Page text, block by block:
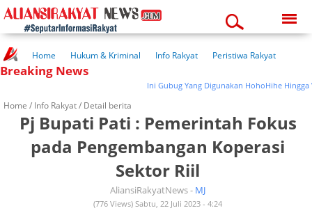
11:53:48 am
Home Hukum & Kriminal Info Rakyat
Peristiwa Rakyat
Kuliner Rakyat
Wisata Rakyat
Breaking News
Ini Gubug Yang Digunakan HohoHihe Hingga
Home / Info Rakyat/ Detail berita
Pj Bupati Pati : Pemerintah Fokus
pada Pengembangan Koperasi
Sektor Riil
AliansiRakyatNews - MJ
(776 Views) Sabtu, 22 Juli 2023 - 4:24